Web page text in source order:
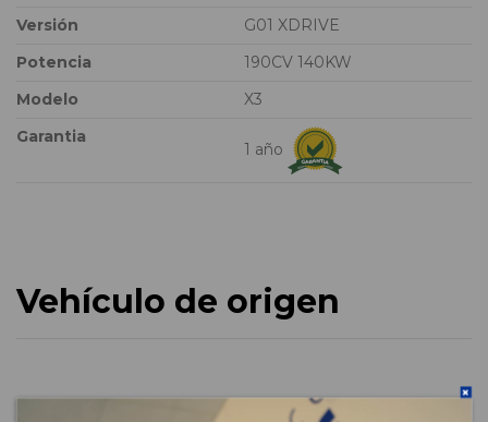
Versión
G01 XDRIVE
Potencia
190CV 140KW
Modelo
X3
Garantia
1 año
Vehículo de origen